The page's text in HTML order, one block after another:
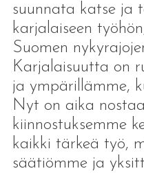
suunnata katse ja
karjalaiseen
Suomen
Karjalaisuutta on
ja ympärillämme,
Nyt on aika
kiinnostuksemme
kaikki tärkeä työ,
säätiömme ja